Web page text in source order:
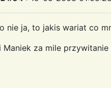
nie ja, to jakis wariat co
Maniek za mile przywitanie